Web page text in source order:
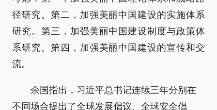
径研究。第二，加强美丽中国建设的实施体系
研究。第三，加强美丽中国建设制度与政策体
系研究。第四，加强美丽中国建设的宣传和交
流。
余国指出，习近平总书记连续三年分别在
不同场合提出了全球发展倡议、全球安全倡